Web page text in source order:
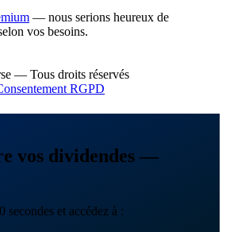
— nous serions heureux de
vos besoins.
— Tous droits réservés
RGPD
vos dividendes —
secondes et accédez à :